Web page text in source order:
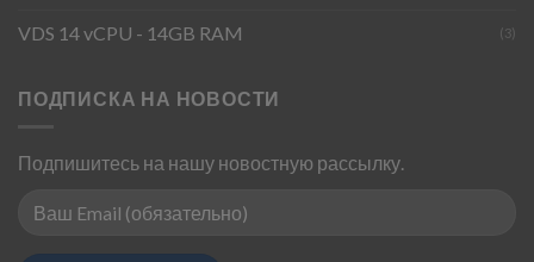
VDS 14 vCPU - 14GB RAM (3)
ПОДПИСКА НА НОВОСТИ
Подпишитесь на нашу новостную рассылку.